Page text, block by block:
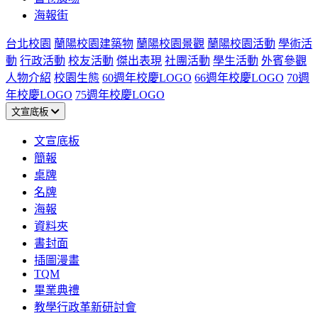
海報街
台北校園 蘭陽校園建築物 蘭陽校園景觀 蘭陽校園活動 學術活
動 行政活動 校友活動 傑出表現 社團活動 學生活動 外賓參觀
人物介紹 校園生態 60週年校慶LOGO 66週年校慶LOGO 70週
年校慶LOGO 75週年校慶LOGO
文宣底板
文宣底板
簡報
桌牌
名牌
海報
資料夾
書封面
插圖漫畫
TQM
畢業典禮
教學行政革新研討會